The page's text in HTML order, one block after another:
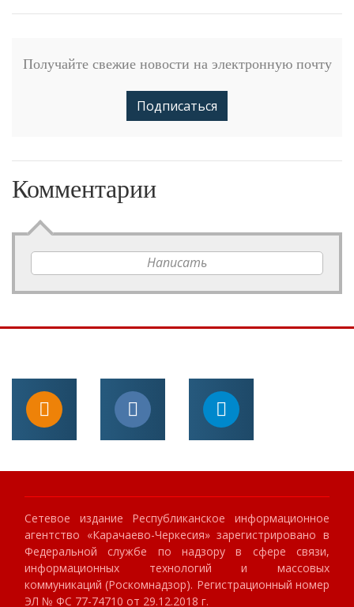
Получайте свежие новости на электронную почту
Подписаться
Комментарии
Написать
Сетевое издание Республиканское информационное
агентство «Карачаево-Черкесия» зарегистрировано в
Федеральной службе по надзору в сфере связи,
информационных технологий и массовых
коммуникаций (Роскомнадзор). Регистрационный номер
ЭЛ № ФС 77-74710 от 29.12.2018 г.